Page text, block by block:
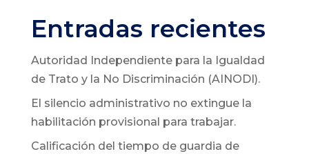
Entradas recientes
Autoridad Independiente para la Igualdad
de Trato y la No Discriminación (AINODI).
El silencio administrativo no extingue la
habilitación provisional para trabajar.
Calificación del tiempo de guardia de